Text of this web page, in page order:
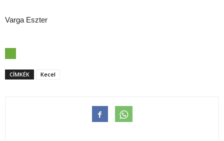
Varga Eszter
CÍMKÉK Kecel